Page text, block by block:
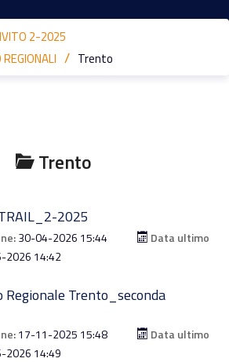
2-2025
Trento
Trento
2025
30-04-2026 15:44
Data ultimo
2026 14:42
Regionale Trento_seconda
17-11-2025 15:48
Data ultimo
2026 14:49